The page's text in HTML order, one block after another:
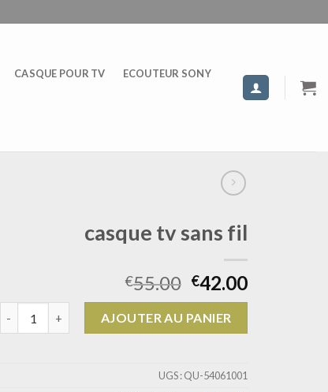
CASQUE POUR TV ECOUTEUR SONY
casque tv sans fil
€55.00 €42.00
AJOUTER AU PANIER
UGS :QU-54061001